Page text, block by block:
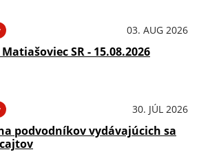
03. AUG 2026
SR - 15.08.2026
30. JÚL 2026
podvodníkov vydávajúcich sa